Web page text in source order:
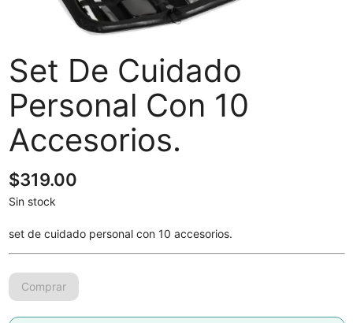
Set De Cuidado
Personal Con 10
Accesorios.
$319.00
Sin stock
set de cuidado personal con 10 accesorios.